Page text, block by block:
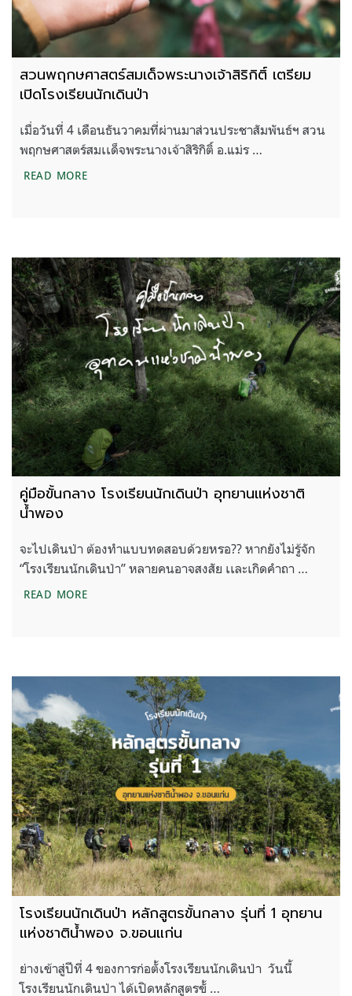
สวนพฤกษศาสตร์สมเด็จพระนางเจ้าสิริกิติ์ เตรียม
เปิดโรงเรียนนักเดินป่า
เมื่อวันที่ 4 เดือนธันวาคมที่ผ่านมาส่วนประชาสัมพันธ์ฯ สวน
พฤกษศาสตร์สมเเด็จพระนางเจ้าสิริกิติ์ อ.แม่ร …
READ MOREสวนพฤกษศาสตร์สมเด็จพระนางเจ้าสิริกิติ์ เตรียมเปิด
คู่มือขั้นกลาง โรงเรียนนักเดินป่า อุทยานแห่งชาติ
น้ำพอง
จะไปเดินป่า ต้องทำแบบทดสอบด้วยหรอ?? หากยังไม่รู้จัก
“โรงเรียนนักเดินป่า” หลายคนอาจสงสัย เเละเกิดคำถา …
READ MOREคู่มือขั้นกลาง โรงเรียนนักเดินป่า อุทยานแห่งชาติน้ำพ
โรงเรียนนักเดินป่า หลักสูตรขั้นกลาง รุ่นที่ 1 อุทยาน
แห่งชาติน้ำพอง จ.ขอนแก่น
ย่างเข้าสู่ปีที่ 4 ของการก่อตั้งโรงเรียนนักเดินป่า วันนี้
โรงเรียนนักเดินป่า ได้เปิดหลักสูตรขั้ …